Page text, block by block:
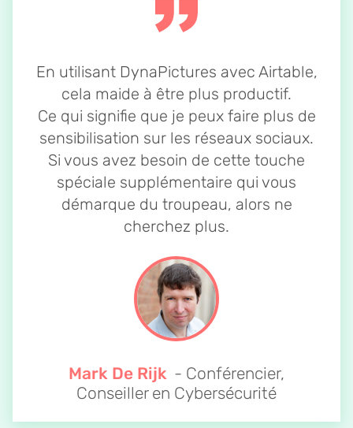
En utilisant DynaPictures avec Airtable,
cela maide à être plus productif.
Ce qui signifie que je peux faire plus de
sensibilisation sur les réseaux sociaux.
Si vous avez besoin de cette touche
spéciale supplémentaire qui vous
démarque du troupeau, alors ne
cherchez plus.
Mark De Rijk - Conférencier,
Conseiller en Cybersécurité